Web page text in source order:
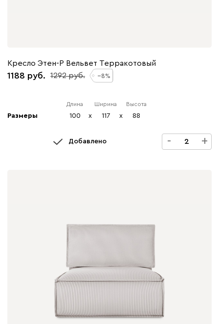
Кресло Этен-Р Вельвет Терракотовый
1188 1292 8
Размеры
Длина
100 x
Ширина
117 x
Высота
88
Добавлено - +